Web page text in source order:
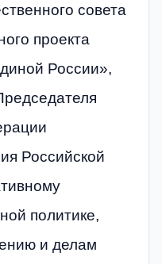
совета
проекта
России»,
Российской
политике,
и делам